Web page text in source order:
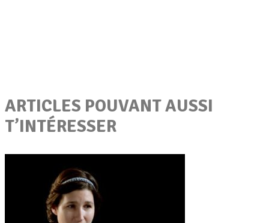
ARTICLES POUVANT AUSSI
T’INTÉRESSER